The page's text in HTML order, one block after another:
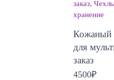
заказ
хранение
Кожаный
для
заказ
4500₽